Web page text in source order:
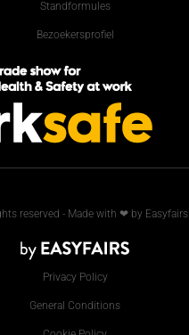
Standformules
Bezoekersprofiel
reserved - Made with ❤ by Easyfairs
Privacy Policy
General Conditions